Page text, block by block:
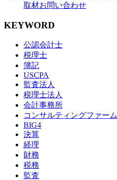
取材お問い合わせ
KEYWORD
公認会計士
税理士
簿記
USCPA
監査法人
税理士法人
会計事務所
コンサルティングファーム
BIG4
決算
経理
財務
税務
監査